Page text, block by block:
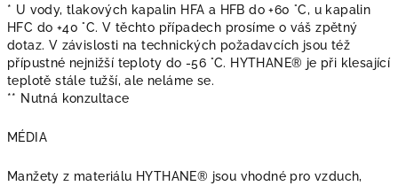
* U vody, tlakových kapalin HFA a HFB do +60 °C, u kapalin
HFC do +40 °C. V těchto případech prosíme o váš zpětný
dotaz. V závislosti na technických požadavcích jsou též
přípustné nejnižší teploty do -56 °C. HYTHANE® je při klesající
teplotě stále tužší, ale neláme se.
** Nutná konzultace
MÉDIA
Manžety z materiálu HYTHANE® jsou vhodné pro vzduch,